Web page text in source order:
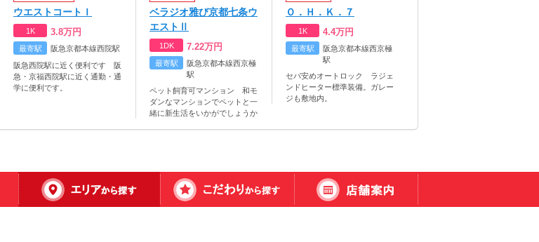
ウエストコートＩ
1K 3.8万円
最寄駅
阪急京都本線西院駅
阪急西院駅に近く便利です 阪
急・京福西院駅に近く通勤・通
学に便利です。
ベラジオ雅び京都七条ウ
エストⅡ
1DK 7.22万円
最寄駅
阪急京都本線西京極
駅
ペット飼育可マンション 和モ
ダンなマンションでペットと一
緒に新生活をいかがでしょうか
Ｏ．Ｈ．Ｋ．７
1K 4.4万円
最寄駅
阪急京都本線西京極
駅
セパ安めオートロック ラジェ
ンドヒーター標準装備。ガレー
ジも敷地内。